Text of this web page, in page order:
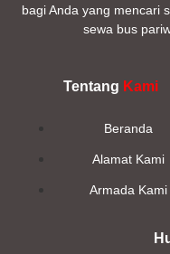
bagi Anda yang mencari
sewa bus
Tentang Kami
Beranda
Alamat Kami
Armada Kami